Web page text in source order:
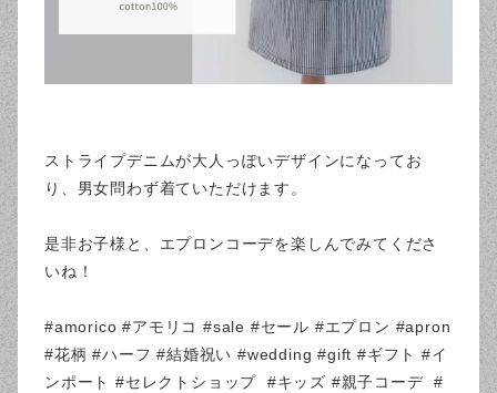
ストライプデニムが大人っぽいデザインになってお
り、男女問わず着ていただけます。
是非お子様と、エプロンコーデを楽しんでみてくださ
いね！
#amorico #アモリコ #sale #セール #エプロン #apron
#花柄 #ハーフ #結婚祝い #wedding #gift #ギフト #イ
ンポート #セレクトショップ #キッズ #親子コーデ #